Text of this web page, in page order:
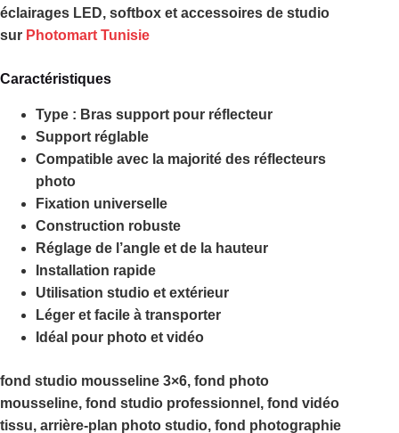
éclairages LED, softbox et accessoires de studio
sur Photomart Tunisie
Caractéristiques
Type : Bras support pour réflecteur
Support réglable
Compatible avec la majorité des réflecteurs
photo
Fixation universelle
Construction robuste
Réglage de l’angle et de la hauteur
Installation rapide
Utilisation studio et extérieur
Léger et facile à transporter
Idéal pour photo et vidéo
fond studio mousseline 3×6, fond photo
mousseline, fond studio professionnel, fond vidéo
tissu, arrière-plan photo studio, fond photographie